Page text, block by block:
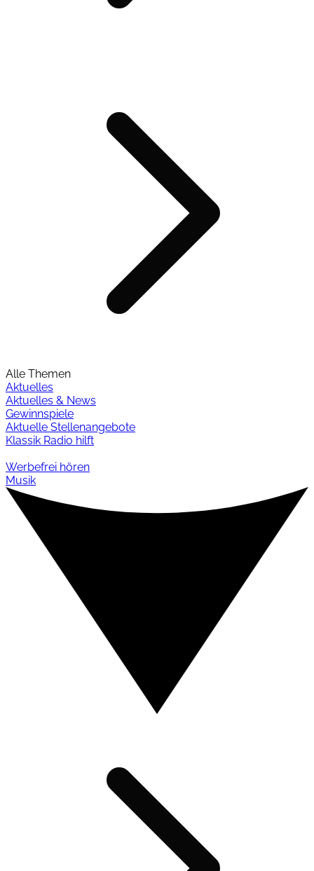
Alle Themen
Aktuelles
Aktuelles & News
Gewinnspiele
Aktuelle Stellenangebote
Klassik Radio hilft
Werbefrei hören
Musik